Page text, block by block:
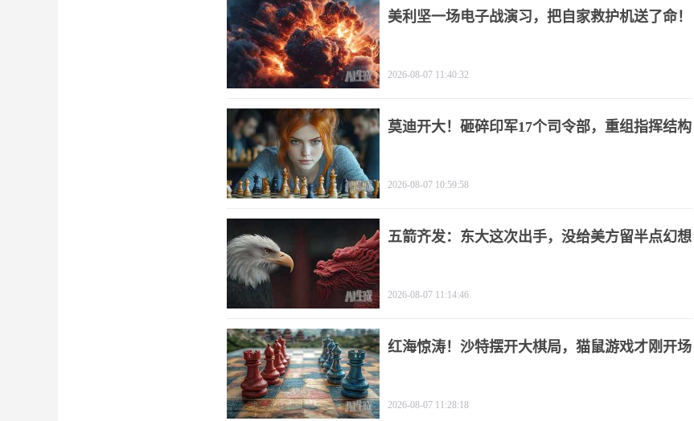
美利坚一场电子战演习，把自家救护机送了命！
2026-08-07 11:40:32
莫迪开大！砸碎印军17个司令部，重组指挥结构
2026-08-07 10:59:58
五箭齐发：东大这次出手，没给美方留半点幻想
2026-08-07 11:14:46
红海惊涛！沙特摆开大棋局，猫鼠游戏才刚开场
2026-08-07 11:28:18